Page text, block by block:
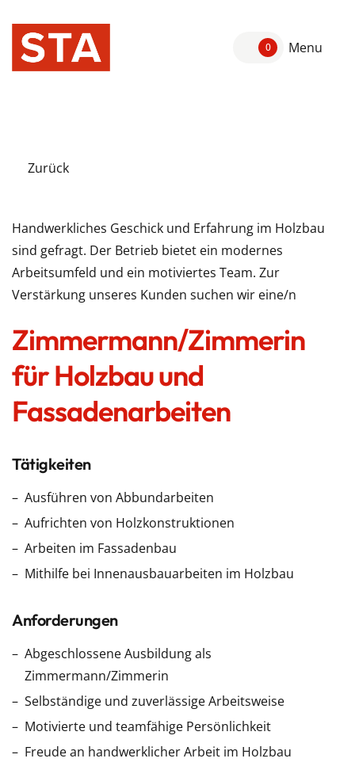
0 Menu
Zurück
Handwerkliches Geschick und Erfahrung im Holzbau
sind gefragt. Der Betrieb bietet ein modernes
Arbeitsumfeld und ein motiviertes Team. Zur
Verstärkung unseres Kunden suchen wir eine/n
Zimmermann/Zimmerin
für Holzbau und
Fassadenarbeiten
Tätigkeiten
Ausführen von Abbundarbeiten
Aufrichten von Holzkonstruktionen
Arbeiten im Fassadenbau
Mithilfe bei Innenausbauarbeiten im Holzbau
Anforderungen
Abgeschlossene Ausbildung als
Zimmermann/Zimmerin
Selbständige und zuverlässige Arbeitsweise
Motivierte und teamfähige Persönlichkeit
Freude an handwerklicher Arbeit im Holzbau